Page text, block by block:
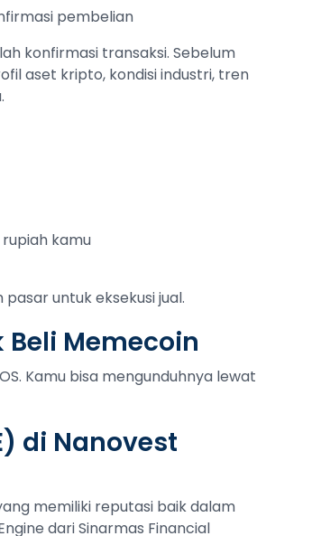
pembelian
konfirmasi transaksi. Sebelum
aset kripto, kondisi industri, tren
kamu
untuk eksekusi jual.
Memecoin
Kamu bisa mengunduhnya lewat
di Nanovest
memiliki reputasi baik dalam
dari Sinarmas Financial